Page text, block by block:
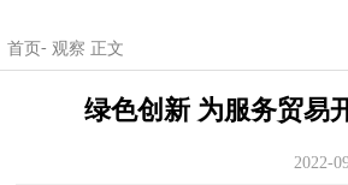
首页 - 观察 正文
绿色创新 为服务贸易
2022-